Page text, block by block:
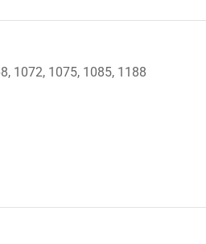
1072, 1075, 1085, 1188